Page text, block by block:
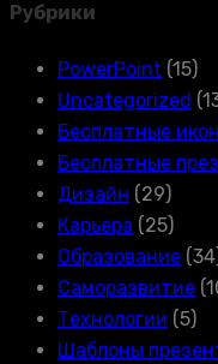
Рубрики
PowerPoint (15)
Uncategorized
Бесплатные
Бесплатные
Дизайн (29)
Карьера (25)
Образование
Саморазвитие
Технологии (5)
Шаблоны